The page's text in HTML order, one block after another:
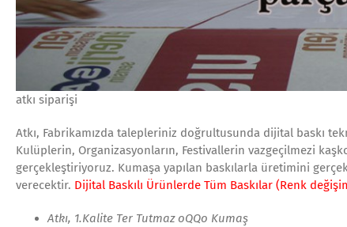
atkı siparişi
Atkı, Fabrikamızda talepleriniz doğrultusunda dijital baskı
Kulüplerin, Organizasyonların, Festivallerin vazgeçilmezi
gerçekleştiriyoruz. Kumaşa yapılan baskılarla üretimini
verecektir. Dijital Baskılı Ürünlerde Tüm Baskılar (Renk
Atkı, 1.Kalite Ter TutmazoQQo Kumaş